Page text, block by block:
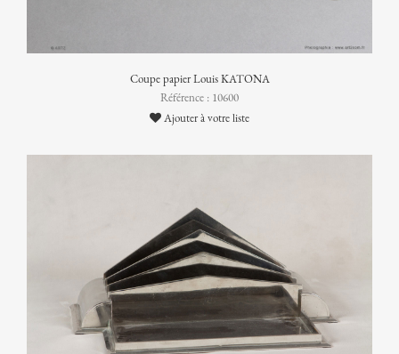
Coupe papier Louis KATONA
Référence : 10600
Ajouter à votre liste